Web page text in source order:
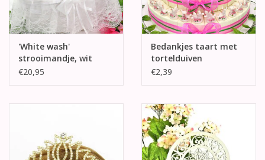
'White wash'
strooimandje, wit
versierd
€20,95
Bedankjes taart met
tortelduiven
€2,39